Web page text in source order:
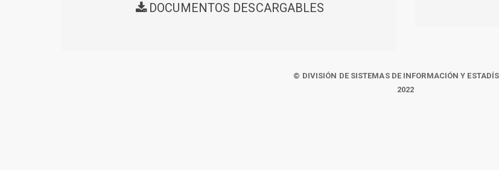
DOCUMENTOS DESCARGABLES
© DIVISIÓN DE SISTEMAS DE INFORMACIÓN Y
2022